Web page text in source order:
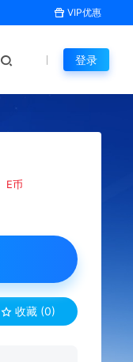
VIP优惠
登录
E币
收藏 (0)